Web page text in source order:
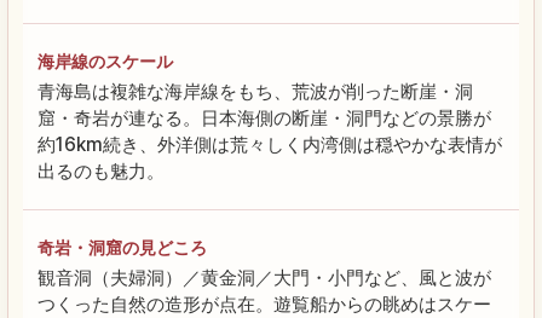
海岸線のスケール
青海島は複雑な海岸線をもち、荒波が削った断崖・洞
窟・奇岩が連なる。日本海側の断崖・洞門などの景勝が
約16km続き、外洋側は荒々しく内湾側は穏やかな表情が
出るのも魅力。
奇岩・洞窟の見どころ
観音洞（夫婦洞）／黄金洞／大門・小門など、風と波が
つくった自然の造形が点在。遊覧船からの眺めはスケー